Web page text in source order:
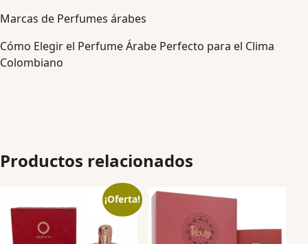
Marcas de Perfumes árabes
Cómo Elegir el Perfume Árabe Perfecto para el Clima
Colombiano
Productos relacionados
¡Oferta!